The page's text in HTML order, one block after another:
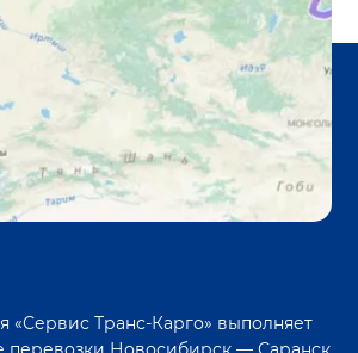
«Сервис Транс-Карго» выполняет